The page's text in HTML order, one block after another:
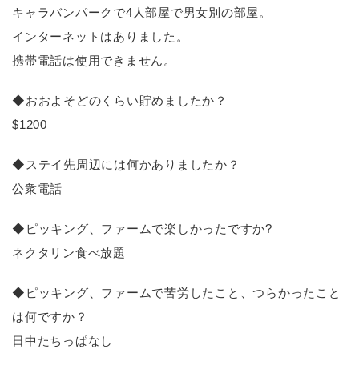
キャラバンパークで4人部屋で男女別の部屋。
インターネットはありました。
携帯電話は使用できません。
◆おおよそどのくらい貯めましたか？
$1200
◆ステイ先周辺には何かありましたか？
公衆電話
◆ピッキング、ファームで楽しかったですか?
ネクタリン食べ放題
◆ピッキング、ファームで苦労したこと、つらかったこと
は何ですか？
日中たちっぱなし